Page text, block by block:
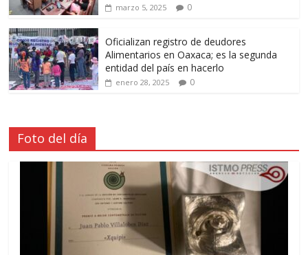
marzo 5, 2025 0
Oficializan registro de deudores
Alimentarios en Oaxaca; es la segunda
entidad del país en hacerlo
enero 28, 2025 0
Foto del día